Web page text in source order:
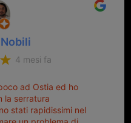
dal blocchetto e
nel quadro e
praticamente entrare e
Lotto; ormai pensavo
ricomprarle alla
che la Ferramenta
fiammante chiave
macchina è rimasta
salgo in macchina, il
4 mesi fa
ad Ostia ed ho
la serratura
stati rapidissimi nel